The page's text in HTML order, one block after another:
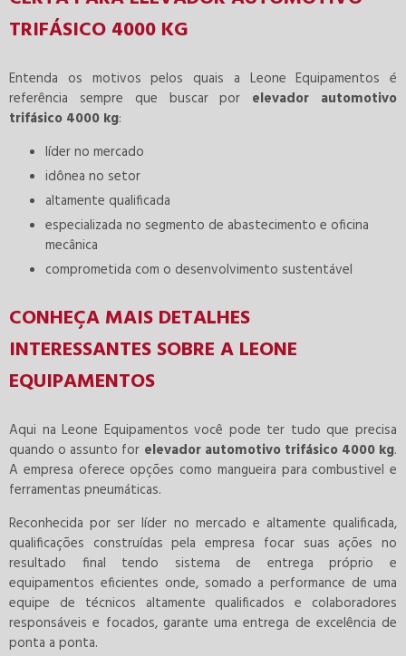
TRIFÁSICO 4000 KG
Entenda os motivos pelos quais a Leone Equipamentos é
referência sempre que buscar por elevador automotivo
trifásico 4000 kg:
líder no mercado
idônea no setor
altamente qualificada
especializada no segmento de abastecimento e oficina
mecânica
comprometida com o desenvolvimento sustentável
CONHEÇA MAIS DETALHES
INTERESSANTES SOBRE A LEONE
EQUIPAMENTOS
Aqui na Leone Equipamentos você pode ter tudo que precisa
quando o assunto for elevador automotivo trifásico 4000 kg.
A empresa oferece opções como mangueira para combustivel e
ferramentas pneumáticas.
Reconhecida por ser líder no mercado e altamente qualificada,
qualificações construídas pela empresa focar suas ações no
resultado final tendo sistema de entrega próprio e
equipamentos eficientes onde, somado a performance de uma
equipe de técnicos altamente qualificados e colaboradores
responsáveis e focados, garante uma entrega de excelência de
ponta a ponta.